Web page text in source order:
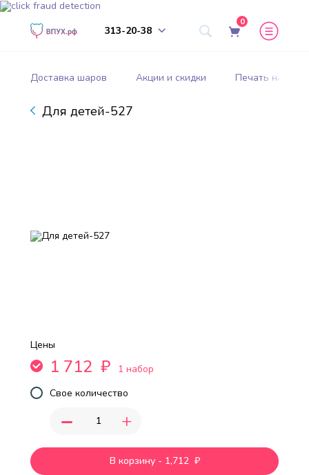
313-20-38
0
Доставка шаров Акции и скидки Печать на
Для детей-527
Цены
1 712 ₽
1 набор
Свое количество
- +
В корзину - 1,712 ₽